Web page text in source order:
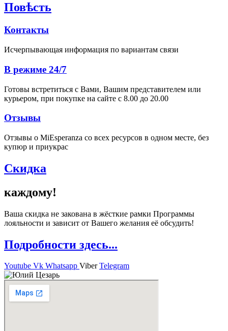
Повѣсть
Контакты
Исчерпывающая информация по вариантам связи
В режиме 24/7
Готовы встретиться с Вами, Вашим представителем или
курьером, при покупке на сайте с 8.00 до 20.00
Отзывы
Отзывы о MiEsperanza со всех ресурсов в одном месте, без
купюр и приукрас
Скидка
каждому!
Ваша скидка не закована в жёсткие рамки Программы
лояльности и зависит от Вашего желания её обсудить!
Подробности здесь...
Youtube Vk Whatsapp Viber Telegram